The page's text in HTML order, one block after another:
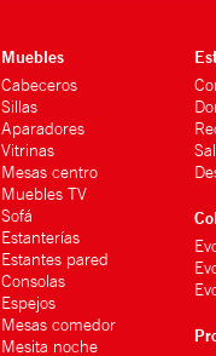
Muebles
Cabeceros
Sillas
Aparadores
Vitrinas
Mesas centro
Muebles TV
Sofá
Estanterías
Estantes pared
Consolas
Espejos
Mesas comedor
Mesita noche